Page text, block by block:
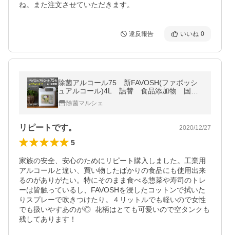
ね。また注文させていただきます。
違反報告 いいね 0
除菌アルコール75 新FAVOSH(ファボッシ
ュアルコール)4L 詰替 食品添加物 国
産 おしゃれ お得 ※新成分
除菌マルシェ
リピートです。 2020/12/27
5
家族の安全、安心のためにリピート購入しました。工業用
アルコールと違い、買い物したばかりの食品にも使用出来
るのがありがたい。特にそのまま食べる惣菜や寿司のトレ
ーは皆触っているし、FAVOSHを浸したコットンで拭いた
りスプレーで吹きつけたり。４リットルでも軽いので女性
でも扱いやすあのが◎  花柄はとても可愛いので空タンクも
残してあります！